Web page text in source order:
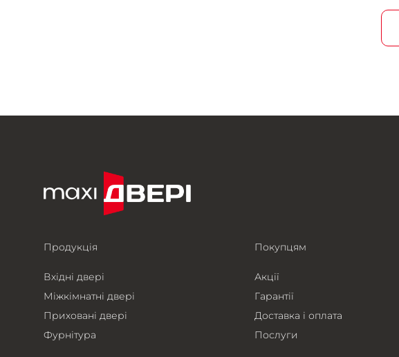
Продукція
Вхідні двері
Міжкімнатні двері
Приховані двері
Фурнітура
Покупцям
Акції
Гарантії
Доставка і оплата
Послуги